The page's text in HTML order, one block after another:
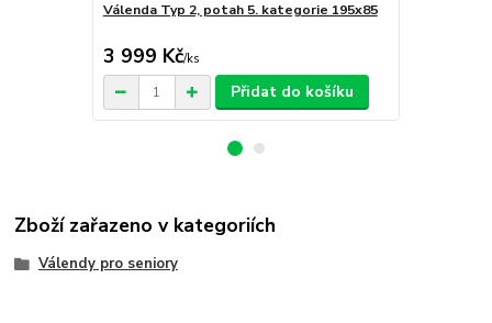
Válenda Typ 2, potah 5. kategorie 195x85
3 999 Kč/ks
Přidat do košíku
Zboží zařazeno v kategoriích
Válendy pro seniory